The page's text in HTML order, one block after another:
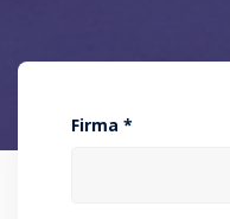
Firma *